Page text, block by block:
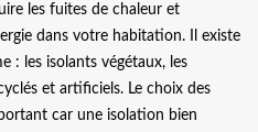
les fuites de chaleur et
dans votre habitation. Il existe
: les isolants végétaux, les
et artificiels. Le choix des
car une isolation bien